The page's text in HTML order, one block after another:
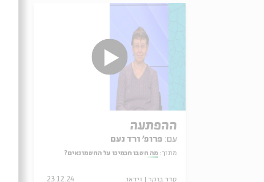
ההפתעה
עם: פרופ' ורד נעם
מתוך: מה חשבו חכמינו על החשמונאים?
סדר בוקר וידאו 23.12.24